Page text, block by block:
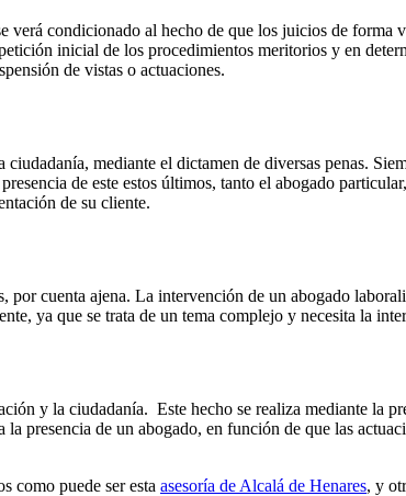
verá condicionado al hecho de que los juicios de
inicial de los procedimientos meritorios y en
de vistas o actuaciones.
mediante el dictamen de diversas penas.
de este estos últimos, tanto el abogado
de su cliente.
cuenta ajena. La intervención de un abogado
ya que se trata de un tema complejo y necesita la
y la ciudadanía. Este hecho se realiza mediante la
presencia de un abogado, en función de que las
como puede ser esta asesoría de Alcalá de Henares, y